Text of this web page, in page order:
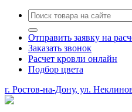
Отправить заявку на
Заказать звонок
Расчет кровли онлайн
Подбор цвета
г. Ростов-на-Дону, ул.